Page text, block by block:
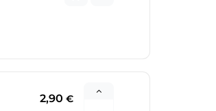
2,90 €